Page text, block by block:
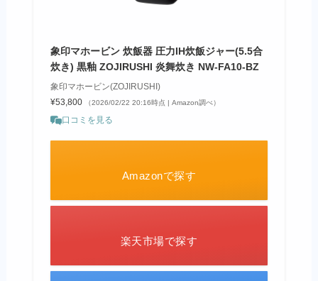
象印マホービン 炊飯器 圧力IH炊飯ジャー(5.5合
炊き) 黒釉 ZOJIRUSHI 炎舞炊き NW-FA10-BZ
象印マホービン(ZOJIRUSHI)
¥53,800
（2026/02/22 20:16時点 | Amazon調べ）
口コミを見る
Amazonで探す
楽天市場で探す